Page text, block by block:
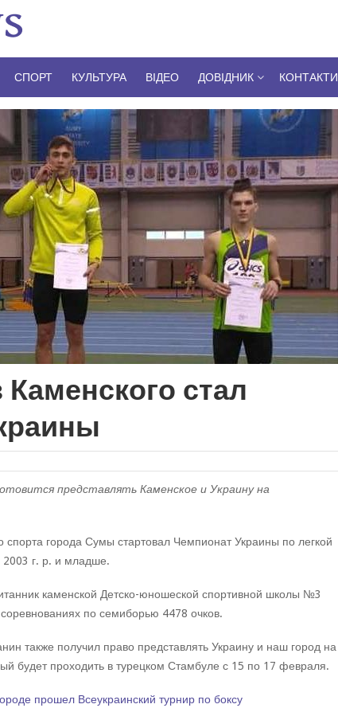
СПОРТ КУЛЬТУРА ВІДЕО ДОВІДНИК КОНТАКТИ
Каменского стал
представлять Каменское и Украину на
спорта города Сумы стартовал Чемпионат Украины по легкой
г. р. и младше.
каменской Детско-юношеской спортивной школы №3
по семиборью 4478 очков.
также получил право представлять Украину и наш город на
будет проходить в турецком Стамбуле с 15 по 17 февраля.
прошел Всеукраинский турнир по боксу